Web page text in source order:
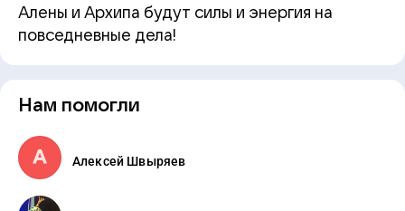
Алены и Архипа будут силы и энергия на
повседневные дела!
Нам помогли
Алексей Швыряев